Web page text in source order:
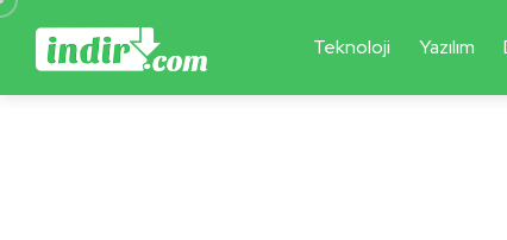
Teknoloji Yazılım